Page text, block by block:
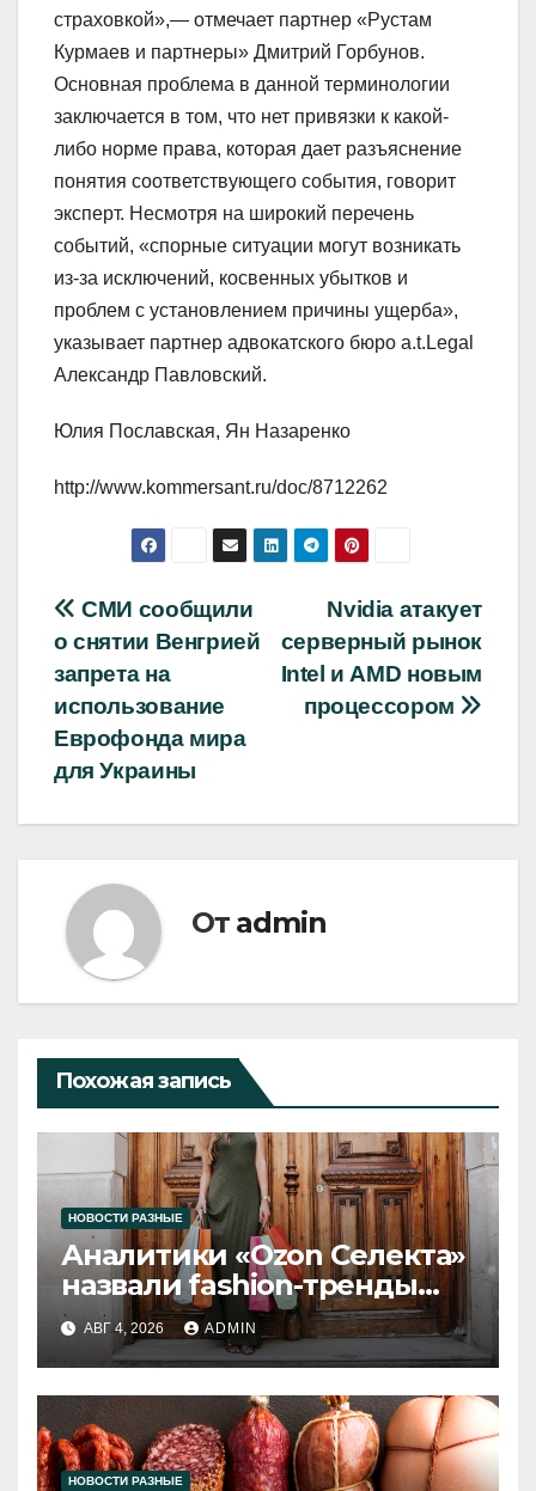
страховкой»,— отмечает партнер «Рустам
Курмаев и партнеры» Дмитрий Горбунов.
Основная проблема в данной терминологии
заключается в том, что нет привязки к какой-
либо норме права, которая дает разъяснение
понятия соответствующего события, говорит
эксперт. Несмотря на широкий перечень
событий, «спорные ситуации могут возникать
из-за исключений, косвенных убытков и
проблем с установлением причины ущерба»,
указывает партнер адвокатского бюро a.t.Legal
Александр Павловский.
Юлия Пославская, Ян Назаренко
http://www.kommersant.ru/doc/8712262
Навигация
по
записям
Nvidia атакует
серверный рынок
Intel и AMD новым
процессором
СМИ сообщили
о снятии Венгрией
запрета на
использование
Еврофонда мира
для Украины
От admin
Похожая запись
НОВОСТИ РАЗНЫЕ
Аналитики «Ozon Селекта»
назвали fashion-тренды
2026 года
АВГ 4, 2026 ADMIN
НОВОСТИ РАЗНЫЕ